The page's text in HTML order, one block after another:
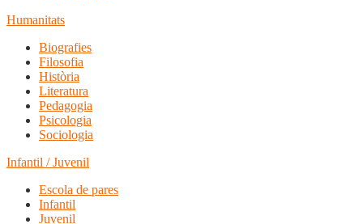
Humanitats
Biografies
Filosofia
Història
Literatura
Pedagogia
Psicologia
Sociologia
Infantil / Juvenil
Escola de pares
Infantil
Juvenil